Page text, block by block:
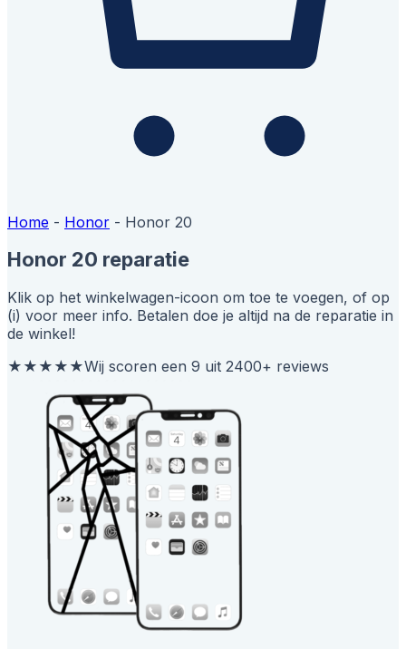
Home - Honor - Honor 20
Honor 20 reparatie
Klik op het winkelwagen-icoon om toe te voegen, of op
(i) voor meer info. Betalen doe je altijd na de reparatie in
de winkel!
★★★★★Wij scoren een 9 uit 2400+ reviews